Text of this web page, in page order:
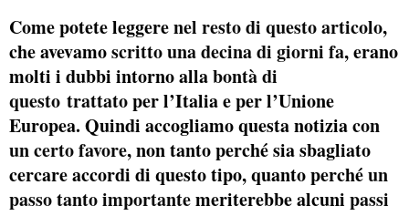
Come potete leggerenel resto di questo articolo,
che avevamoscritto una decina di giorni fa, erano
molti i dubbi intorno allabontà di
questo trattatoper l’Italia e per l’Unione
Europea. Quindi accogliamo questa notiziacon
un certo favore, non tanto perché sia sbagliato
cercare accordi di questo tipo, quanto perchéun
passo tanto importantemeriterebbe alcuni passi